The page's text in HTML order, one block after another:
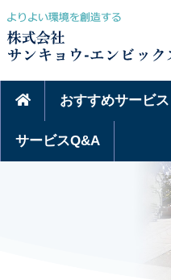
おすすめサービス
サービスQ&A